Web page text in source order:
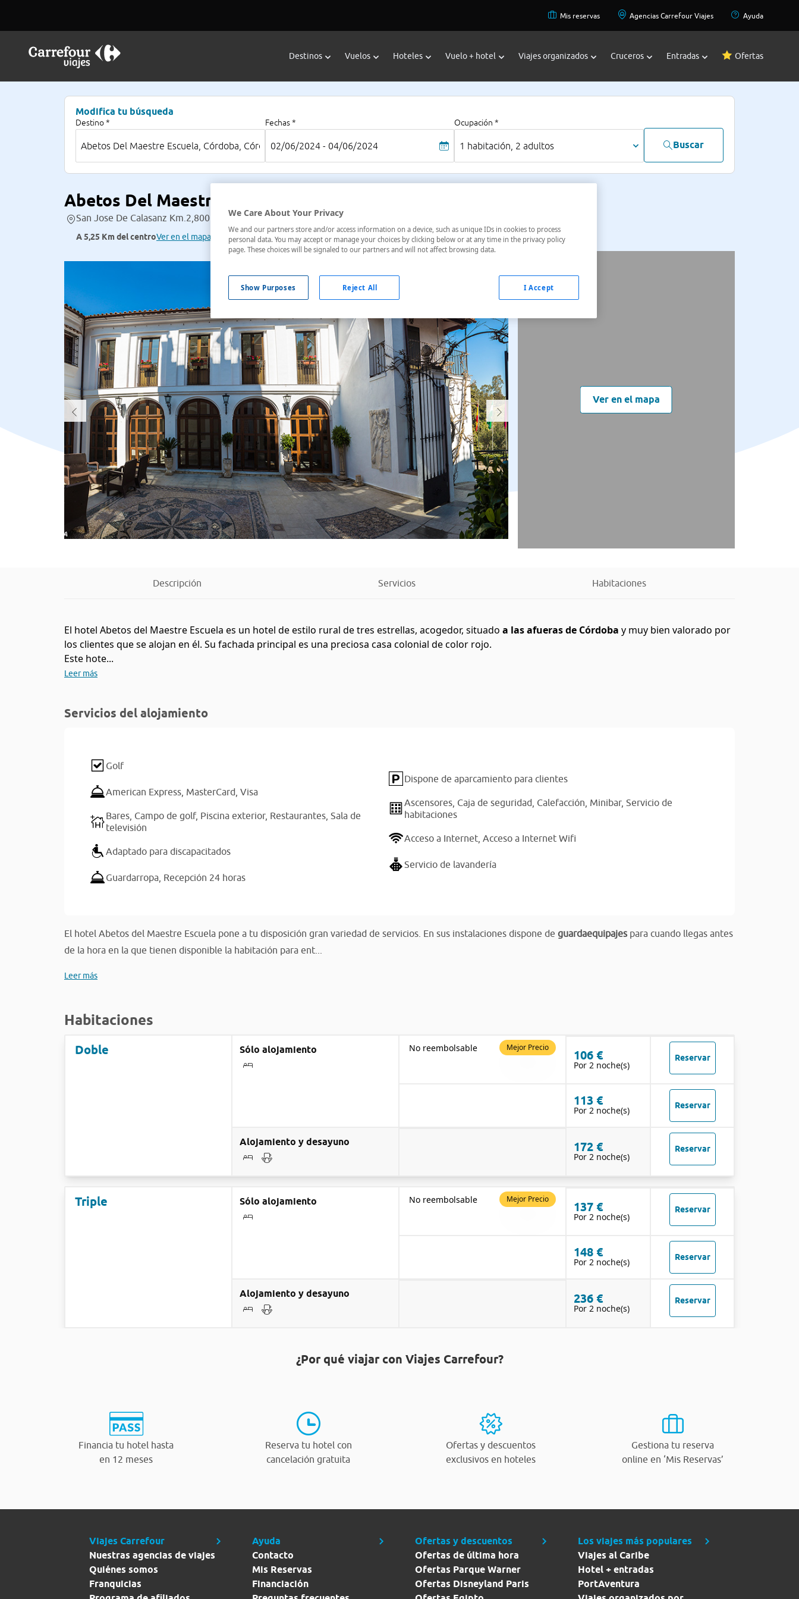
Mis reservas Agencias Carrefour Viajes Ayuda
Destinos Vuelos Hoteles Vuelo + hotel Viajes organizados Cruceros Entradas Ofertas
Modifica tu búsqueda
Destino * Fechas *
02/06/2024 - 04/06/2024
Ocupación *
1 habitación, 2 adultos Buscar
Abetos Del Maestre Escuela
San Jose De Calasanz Km.2,800 Ap.Corr.5128, Córdoba, España
A 5,25 Km del centroVer en el mapa
Ver en el mapa
Descripción Servicios Habitaciones
El hotel Abetos del Maestre Escuela es un hotel de estilo rural de tres estrellas, acogedor, situado a las afueras de Córdoba y muy bien valorado por
los clientes que se alojan en él. Su fachada principal es una preciosa casa colonial de color rojo.
Este hote...
Leer más
Servicios del alojamiento
Golf
American Express, MasterCard, Visa
Bares, Campo de golf, Piscina exterior, Restaurantes, Sala de
televisión
Adaptado para discapacitados
Guardarropa, Recepción 24 horas
Dispone de aparcamiento para clientes
Ascensores, Caja de seguridad, Calefacción, Minibar,Servicio de
habitaciones
Acceso a Internet,Acceso a Internet Wifi
Servicio de lavandería
El hotel Abetos del Maestre Escuela pone a tu disposición gran variedad de servicios. En sus instalaciones dispone de guardaequipajes para cuando llegas antes
de la hora en la que tienen disponible la habitación para ent...
Leer más
Habitaciones
Doble Sólo alojamiento No reembolsable Mejor Precio
106 €
Por 2 noche(s)
Reservar
113 €
Por 2 noche(s) Reservar
Alojamiento y desayuno 172 €
Por 2 noche(s)
Reservar
Triple Sólo alojamiento No reembolsable Mejor Precio
137 €
Por 2 noche(s)
Reservar
148 €
Por 2 noche(s) Reservar
Alojamiento y desayuno 236 €
Por 2 noche(s)
Reservar
¿Por qué viajar con Viajes Carrefour?
Financia tu hotel hasta
en 12 meses
Reserva tu hotel con
cancelación gratuita
Ofertas y descuentos
exclusivos en hoteles
Gestiona tu reserva
online en ‘Mis Reservas’
Viajes Carrefour
Nuestras agencias de viajes
Quiénes somos
Franquicias
Ayuda
Contacto
Mis Reservas
Financiación
Ofertas y descuentos
Ofertas de última hora
Ofertas Parque Warner
Ofertas Disneyland Paris
Los viajes más populares
Viajes al Caribe
Hotel + entradas
PortAventura
We Care About Your Privacy
We and our partners store and/or access information on a device, such as unique IDs in cookies to process
personal data. You may accept or manage your choices by clicking below or at any time in the privacy policy
page. These choices will be signaled to our partners and will not affect browsing data.
Show Purposes Reject All I Accept